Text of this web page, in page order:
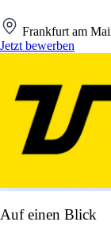
Frankfurt am
Jetzt bewerben
Auf einen Blick